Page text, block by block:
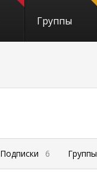
Группы
Подписки 6 Группы